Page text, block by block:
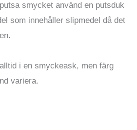
smycket använd en putsduk
som innehåller slipmedel då det
i en smyckeask, men färg
variera.